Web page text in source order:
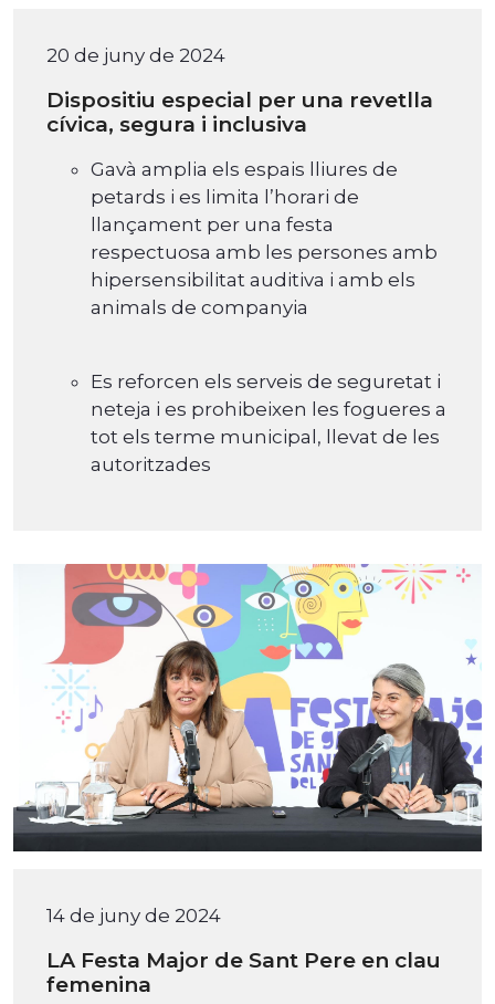
20 de juny de 2024
Dispositiu especial per una revetlla
cívica, segura i inclusiva
Gavà amplia els espais lliures de
petards i es limita l’horari de
llançament per una festa
respectuosa amb les persones amb
hipersensibilitat auditiva i amb els
animals de companyia
Es reforcen els serveis de seguretat i
neteja i es prohibeixen les fogueres a
tot els terme municipal, llevat de les
autoritzades
14 de juny de 2024
LA Festa Major de Sant Pere en clau
femenina